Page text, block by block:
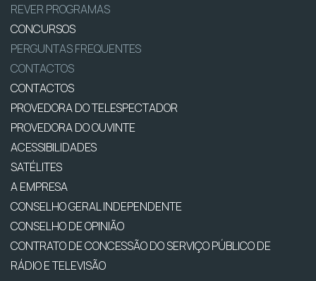
REVER PROGRAMAS
CONCURSOS
PERGUNTAS FREQUENTES
CONTACTOS
CONTACTOS
PROVEDORA DO TELESPECTADOR
PROVEDORA DO OUVINTE
ACESSIBILIDADES
SATÉLITES
A EMPRESA
CONSELHO GERAL INDEPENDENTE
CONSELHO DE OPINIÃO
CONTRATO DE CONCESSÃO DO SERVIÇO PÚBLICO DE
RÁDIO E TELEVISÃO